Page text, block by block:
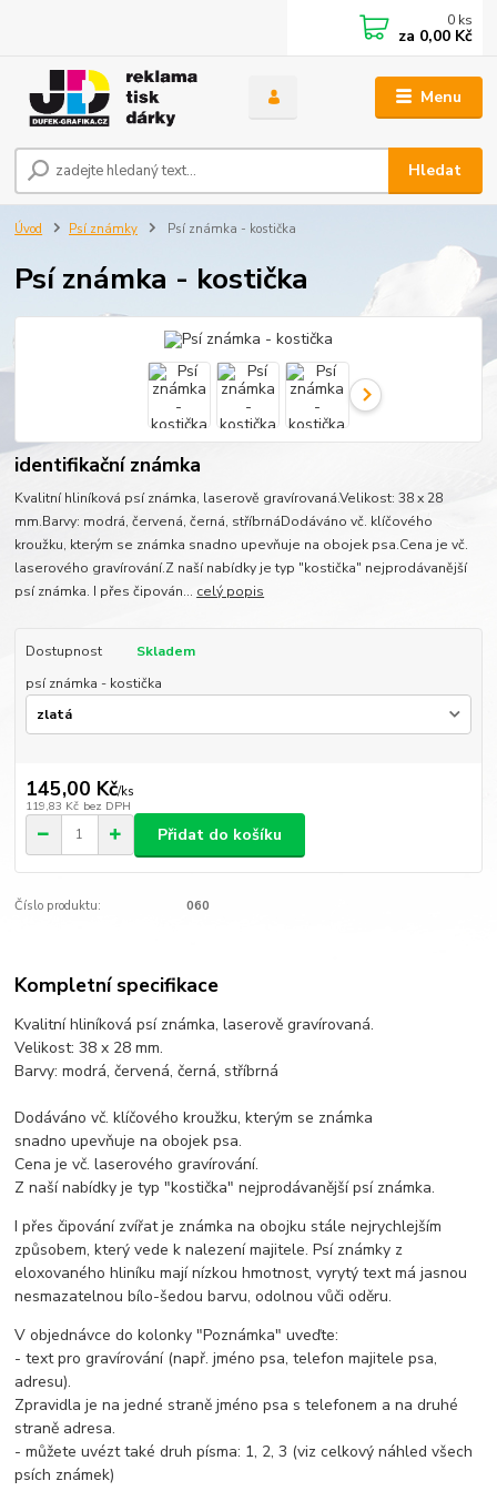
Menu
Hledat
0 ks
za 0,00 Kč
Úvod Psí známky Psí známka - kostička
Psí známka - kostička
identifikační známka
Kvalitní hliníková psí známka, laserově gravírovaná.Velikost: 38 x 28
mm.Barvy: modrá, červená, černá, stříbrnáDodáváno vč. klíčového
kroužku, kterým se známka snadno upevňuje na obojek psa.Cena je vč.
laserového gravírování.Z naší nabídky je typ "kostička" nejprodávanější
psí známka. I přes čipován... celý popis
Dostupnost
Skladem
psí známka - kostička
145,00 Kč/ks
119,83 Kč bez DPH
Přidat do košíku
Číslo produktu: 060
Kompletní specifikace
Kvalitní hliníková psí známka, laserově gravírovaná.
Velikost: 38 x 28 mm.
Barvy: modrá, červená, černá, stříbrná
Dodáváno vč. klíčového kroužku, kterým se známka
snadno upevňuje na obojek psa.
Cena je vč. laserového gravírování.
Z naší nabídky je typ "kostička" nejprodávanější psí známka.
I přes čipování zvířat je známka na obojku stále nejrychlejším
způsobem, který vede k nalezení majitele. Psí známky z
eloxovaného hliníku mají nízkou hmotnost, vyrytý text má jasnou
nesmazatelnou bílo-šedou barvu, odolnou vůči oděru.
V objednávce do kolonky "Poznámka" uveďte:
- text pro gravírování (např. jméno psa, telefon majitele psa,
adresu).
Zpravidla je na jedné straně jméno psa s telefonem a na druhé
straně adresa.
- můžete uvézt také druh písma: 1, 2, 3 (viz celkový náhled všech
psích známek)